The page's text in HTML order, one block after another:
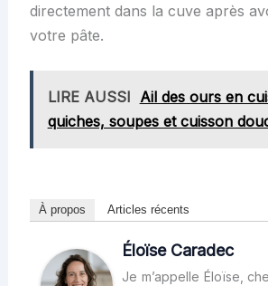
directement dans la cuve après
votre pâte.
LIRE AUSSI Ail des ours en
quiches, soupes et cuisson
À propos Articles récents
Éloïse Caradec
Je m’appelle Éloïse,